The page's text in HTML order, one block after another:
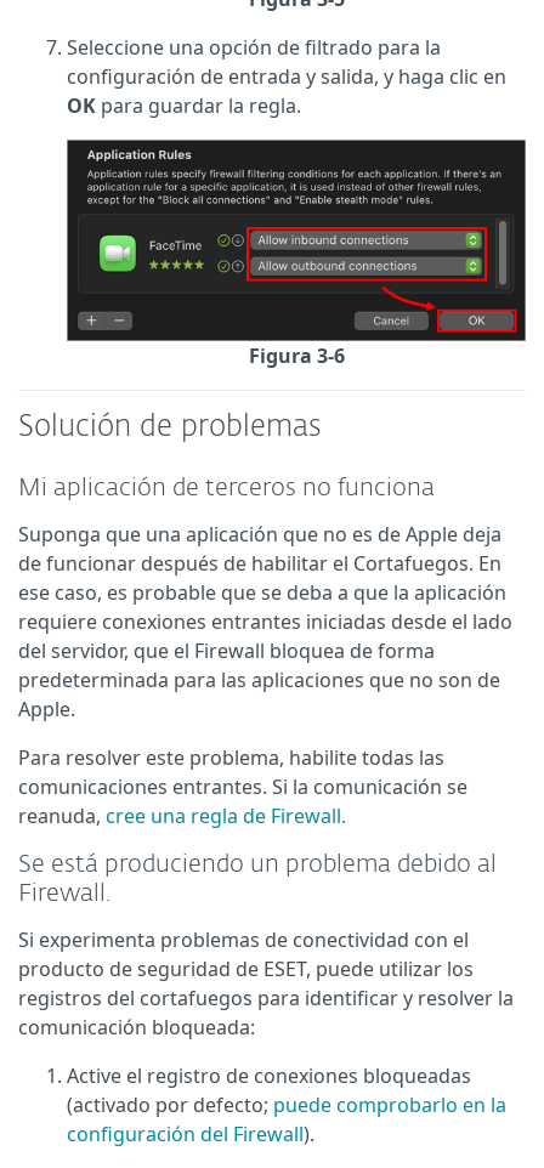
Seleccione una opción de filtrado para la
configuración de entrada y salida, y haga clic en
OK para guardar la regla.
Figura 3-6
Solución de problemas
Mi aplicación de terceros no funciona
Suponga que una aplicación que no es de Apple deja
de funcionar después de habilitar el Cortafuegos. En
ese caso, es probable que se deba a que la aplicación
requiere conexiones entrantes iniciadas desde el lado
del servidor, que el Firewall bloquea de forma
predeterminada para las aplicaciones que no son de
Apple.
Para resolver este problema, habilite todas las
comunicaciones entrantes. Si la comunicación se
reanuda, cree una regla de Firewall.
Se está produciendo un problema debido al
Firewall.
Si experimenta problemas de conectividad con el
producto de seguridad de ESET, puede utilizar los
registros del cortafuegos para identificar y resolver la
comunicación bloqueada:
Active el registro de conexiones bloqueadas
(activado por defecto; puede comprobarlo en la
configuración del Firewall).